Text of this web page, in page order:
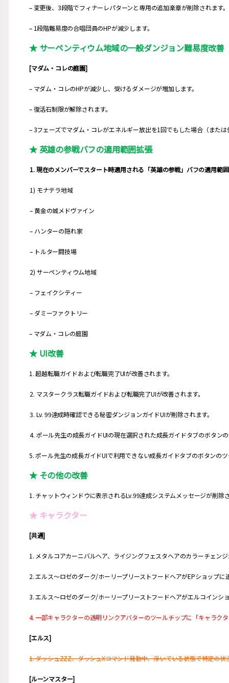
– 変更後、3段階でフィナーレパターンと専用の追加楽章が削除されます。
– 1段階難易度の合唱団員のHPが減少します。
★ サーペンティウム地域の一般ダンジョン難易度改善
[マダム・コレの庭園]
– マダム・コレのHPが減少し、受けるダメージが増加します。
– 復活石制限が解除されます。
– 3フェーズでマダム・コレがエネルギー放出を1回でもした場合（また
★ 英雄の参戦バフの適用範囲拡張
1. 現在のメンバーでスタート時適用される「英雄の参戦」バフの適用
1) モナテラ地域
– 黄金の城メドヴァイン
– ハンターの隠れ家
– トルター闘技場
2) サーペンティウム地域
– フェイクシティー
– ダミーファクトリー
– マダム・コレの庭園
★ UI改善
1. 超越転職ガイドおよび転職完了UIが改善されます。
2. マスタークラス転職ガイドおよび転職完了UIが改善されます。
3. Lv. 99達成時確認できる秘密ダンジョンガイドUIが削除されます。
4. ポール先生の成長ガイドUIの現在選択された成長ガイドタブのボタン
5. ポール先生の成長ガイドUIで利用できない成長ガイドタブのボタンの
★ その他の改善
1. チャットウィンドウに表示されるLv.99達成システムメッセージが削除
★ キャラクター
[共通]
1. メタルコアカーニバルヘア、ライジングフェスタヘアのカラーチェン
2. エルス～ロゼのダーク/ホーリープリーストフードヘアがEPショップに
3. エルス～ロゼのダーク/ホーリープリーストフードヘアがエルコインシ
4. 一部キャラクターの透明リンクアバターのツールチップに「キャラク
[エルス]
1. ダッシュZZZ、ダッシュXコマンド発動中、浮いている状態で特定の
[ルーンマスター]